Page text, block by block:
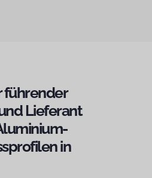
führender
Lieferant
in